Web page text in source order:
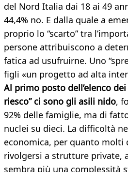
del Nord Italia dai 18 ai 49
44,4% no. E dalla quale a
proprio lo “scarto” tra
persone attribuiscono a
fatica ad usufruirne. Uno
figli «un progetto ad alta
Al primo posto dell’elenco
riesco” ci sono gli asili nido,
92% delle famiglie, ma di
nuclei su dieci. La difficoltà
economica, per quanto molti
rivolgersi a strutture private,
sembra più una complessità